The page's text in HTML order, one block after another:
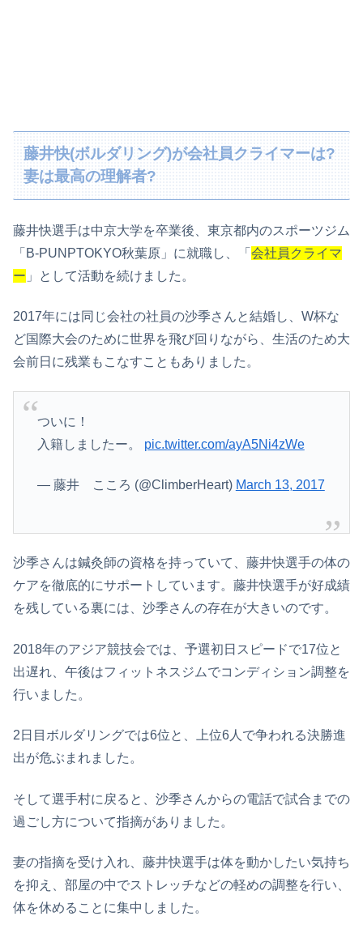
藤井快(ボルダリング)が会社員クライマーは?
妻は最高の理解者?
藤井快選手は中京大学を卒業後、東京都内のスポーツジム
「B-PUNPTOKYO秋葉原」に就職し、「 会社員クライマ
ー 」として活動を続けました。
2017年には同じ会社の社員の沙季さんと結婚し、W杯な
ど国際大会のために世界を飛び回りながら、生活のため大
会前日に残業もこなすこともありました。
ついに！
入籍しましたー。 pic.twitter.com/ayA5Ni4zWe
— 藤井 こころ (@ClimberHeart) March 13, 2017
沙季さんは鍼灸師の資格を持っていて、藤井快選手の体の
ケアを徹底的にサポートしています。藤井快選手が好成績
を残している裏には、沙季さんの存在が大きいのです。
2018年のアジア競技会では、予選初日スピードで17位と
出遅れ、午後はフィットネスジムでコンディション調整を
行いました。
2日目ボルダリングでは6位と、上位6人で争われる決勝進
出が危ぶまれました。
そして選手村に戻ると、沙季さんからの電話で試合までの
過ごし方について指摘がありました。
妻の指摘を受け入れ、藤井快選手は体を動かしたい気持ち
を抑え、部屋の中でストレッチなどの軽めの調整を行い、
体を休めることに集中しました。